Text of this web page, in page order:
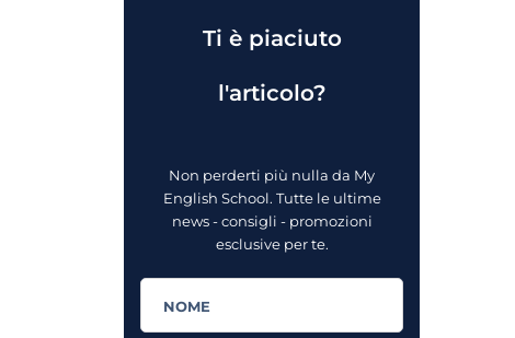
Ti è piaciuto
l'articolo?
Non perderti più nulla da My
English School. Tutte le ultime
news - consigli - promozioni
esclusive per te.